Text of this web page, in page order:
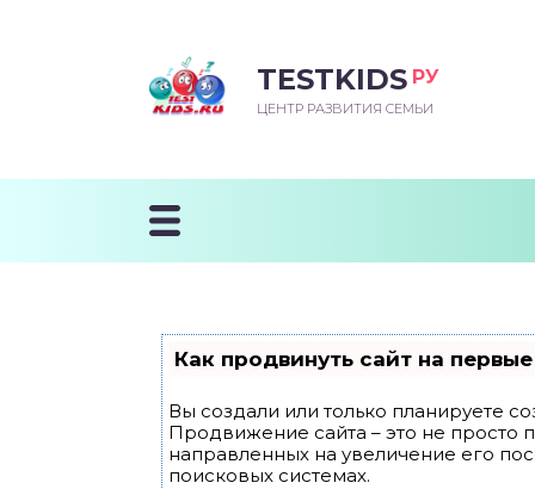
TESTKIDS РУ
ЦЕНТР РАЗВИТИЯ СЕМЬИ
Как продвинуть сайт на
Вы создали или только планируете
Продвижение сайта – это не просто
направленных на увеличение его
поисковых системах.
МЕСЯЦ
УЧИТСЯ
ПОСЛЕ ГОДА
К ШКОЛЕ
ДОШКОЛЬНИКА
ШКОЛА
ШКОЛЬНИКА
ШКОЛЬНИКА